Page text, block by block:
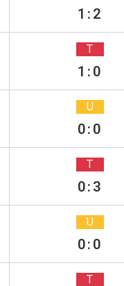
1:2
T
1:0
U
0:0
T
0:3
U
0:0
T